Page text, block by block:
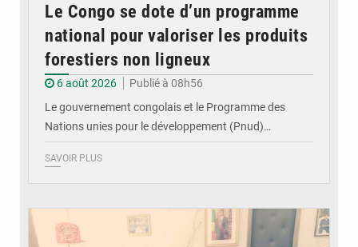
Le Congo se dote d’un programme
national pour valoriser les produits
forestiers non ligneux
6 août 2026
Publié à 08h56
Le gouvernement congolais et le Programme des
Nations unies pour le développement (Pnud)…
SAVOIR PLUS